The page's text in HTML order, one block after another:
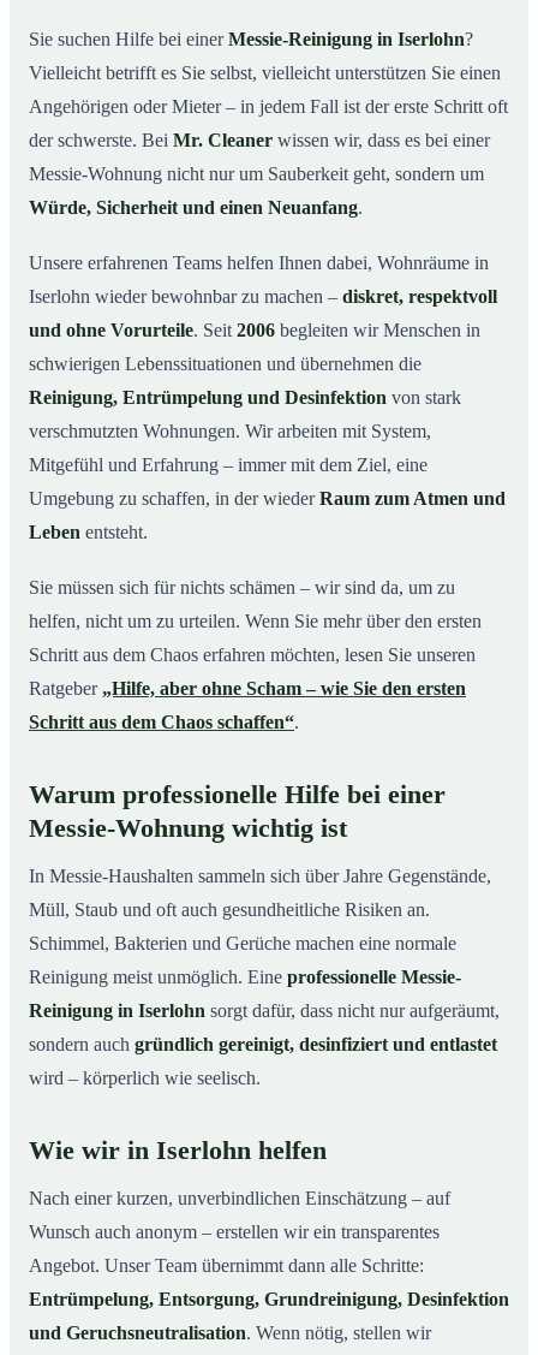
04Ablauf einer Messie-Reinigung
05Ihre Vorteile mit Mr. Cleaner in Iserlohn
06Messie-Hilfe in Iserlohn & Umgebung
Jetzt kostenlose Beratung zur Messie-Reinigung in
Iserlohn
Sie suchen Hilfe bei einerMessie-Reinigung in Iserlohn?
Vielleicht betrifft es Sie selbst, vielleicht unterstützen Sie einen
Angehörigen oder Mieter – in jedem Fall ist der erste Schritt oft
der schwerste. Bei Mr. Cleaner wissen wir, dass es bei einer
Messie-Wohnung nicht nur um Sauberkeit geht, sondern um
Würde, Sicherheit und einen Neuanfang.
Unsere erfahrenen Teams helfen Ihnen dabei, Wohnräume in
Iserlohn wieder bewohnbar zu machen – diskret, respektvoll
und ohne Vorurteile. Seit 2006 begleiten wir Menschen in
schwierigen Lebenssituationen und übernehmen die
Reinigung, Entrümpelung und Desinfektion von stark
verschmutzten Wohnungen. Wir arbeiten mit System,
Mitgefühl und Erfahrung – immer mit dem Ziel, eine
Umgebung zu schaffen, in der wiederRaum zum Atmen und
Leben entsteht.
Sie müssen sich für nichts schämen – wir sind da, um zu
helfen, nicht um zu urteilen. Wenn Sie mehr über den ersten
Schritt aus dem Chaos erfahren möchten, lesen Sie unseren
Ratgeber „Hilfe, aber ohne Scham – wie Sie den ersten
Schritt aus dem Chaos schaffen“.
Warum professionelle Hilfe bei einer
Messie-Wohnung wichtig ist
In Messie-Haushalten sammeln sich über Jahre Gegenstände,
Müll, Staub und oft auch gesundheitliche Risiken an.
Schimmel, Bakterien und Gerüche machen eine normale
Reinigung meist unmöglich. Eine professionelle Messie-
Reinigung in Iserlohn sorgt dafür, dass nicht nur aufgeräumt,
sondern auch gründlich gereinigt, desinfiziert und entlastet
wird – körperlich wie seelisch.
Wie wir in Iserlohn helfen
Nach einer kurzen, unverbindlichen Einschätzung – auf
Wunsch auch anonym – erstellen wir ein transparentes
Angebot. Unser Team übernimmt dann alle Schritte:
Entrümpelung, Entsorgung, Grundreinigung, Desinfektion
und Geruchsneutralisation. Wenn nötig, stellen wir